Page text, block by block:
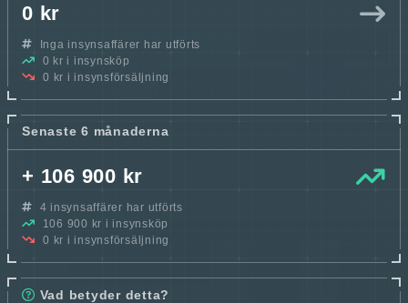
0 kr
Inga insynsaffärer har utförts
0 kr i insynsköp
0 kr i insynsförsäljning
Senaste 6 månaderna
+ 106 900 kr
4 insynsaffärer har utförts
106 900 kr i insynsköp
0 kr i insynsförsäljning
Vad betyder detta?